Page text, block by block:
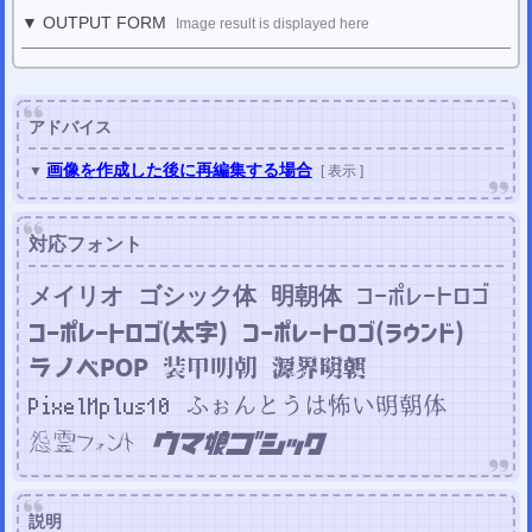
▼ OUTPUT FORM Image result is displayed here
アドバイス
▼ 画像を作成した後に再編集する場合 [ 表示 ]
対応フォント
メイリオ ゴシック体 明朝体
コーポレートロゴ
コーポレートロゴ(太字)
コーポレートロゴ(ラウンド)
ラノベPOP 装甲明朝 源界明朝
PixelMplus10
ふぉんとうは怖い明朝体
怨霊フォント
ウマ娘ゴシック
説明